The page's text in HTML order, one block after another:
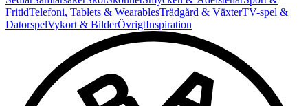
FritidTelefoni, Tablets & WearablesTrädgård & VäxterTV-spel &
DatorspelVykort & BilderÖvrigtInspiration